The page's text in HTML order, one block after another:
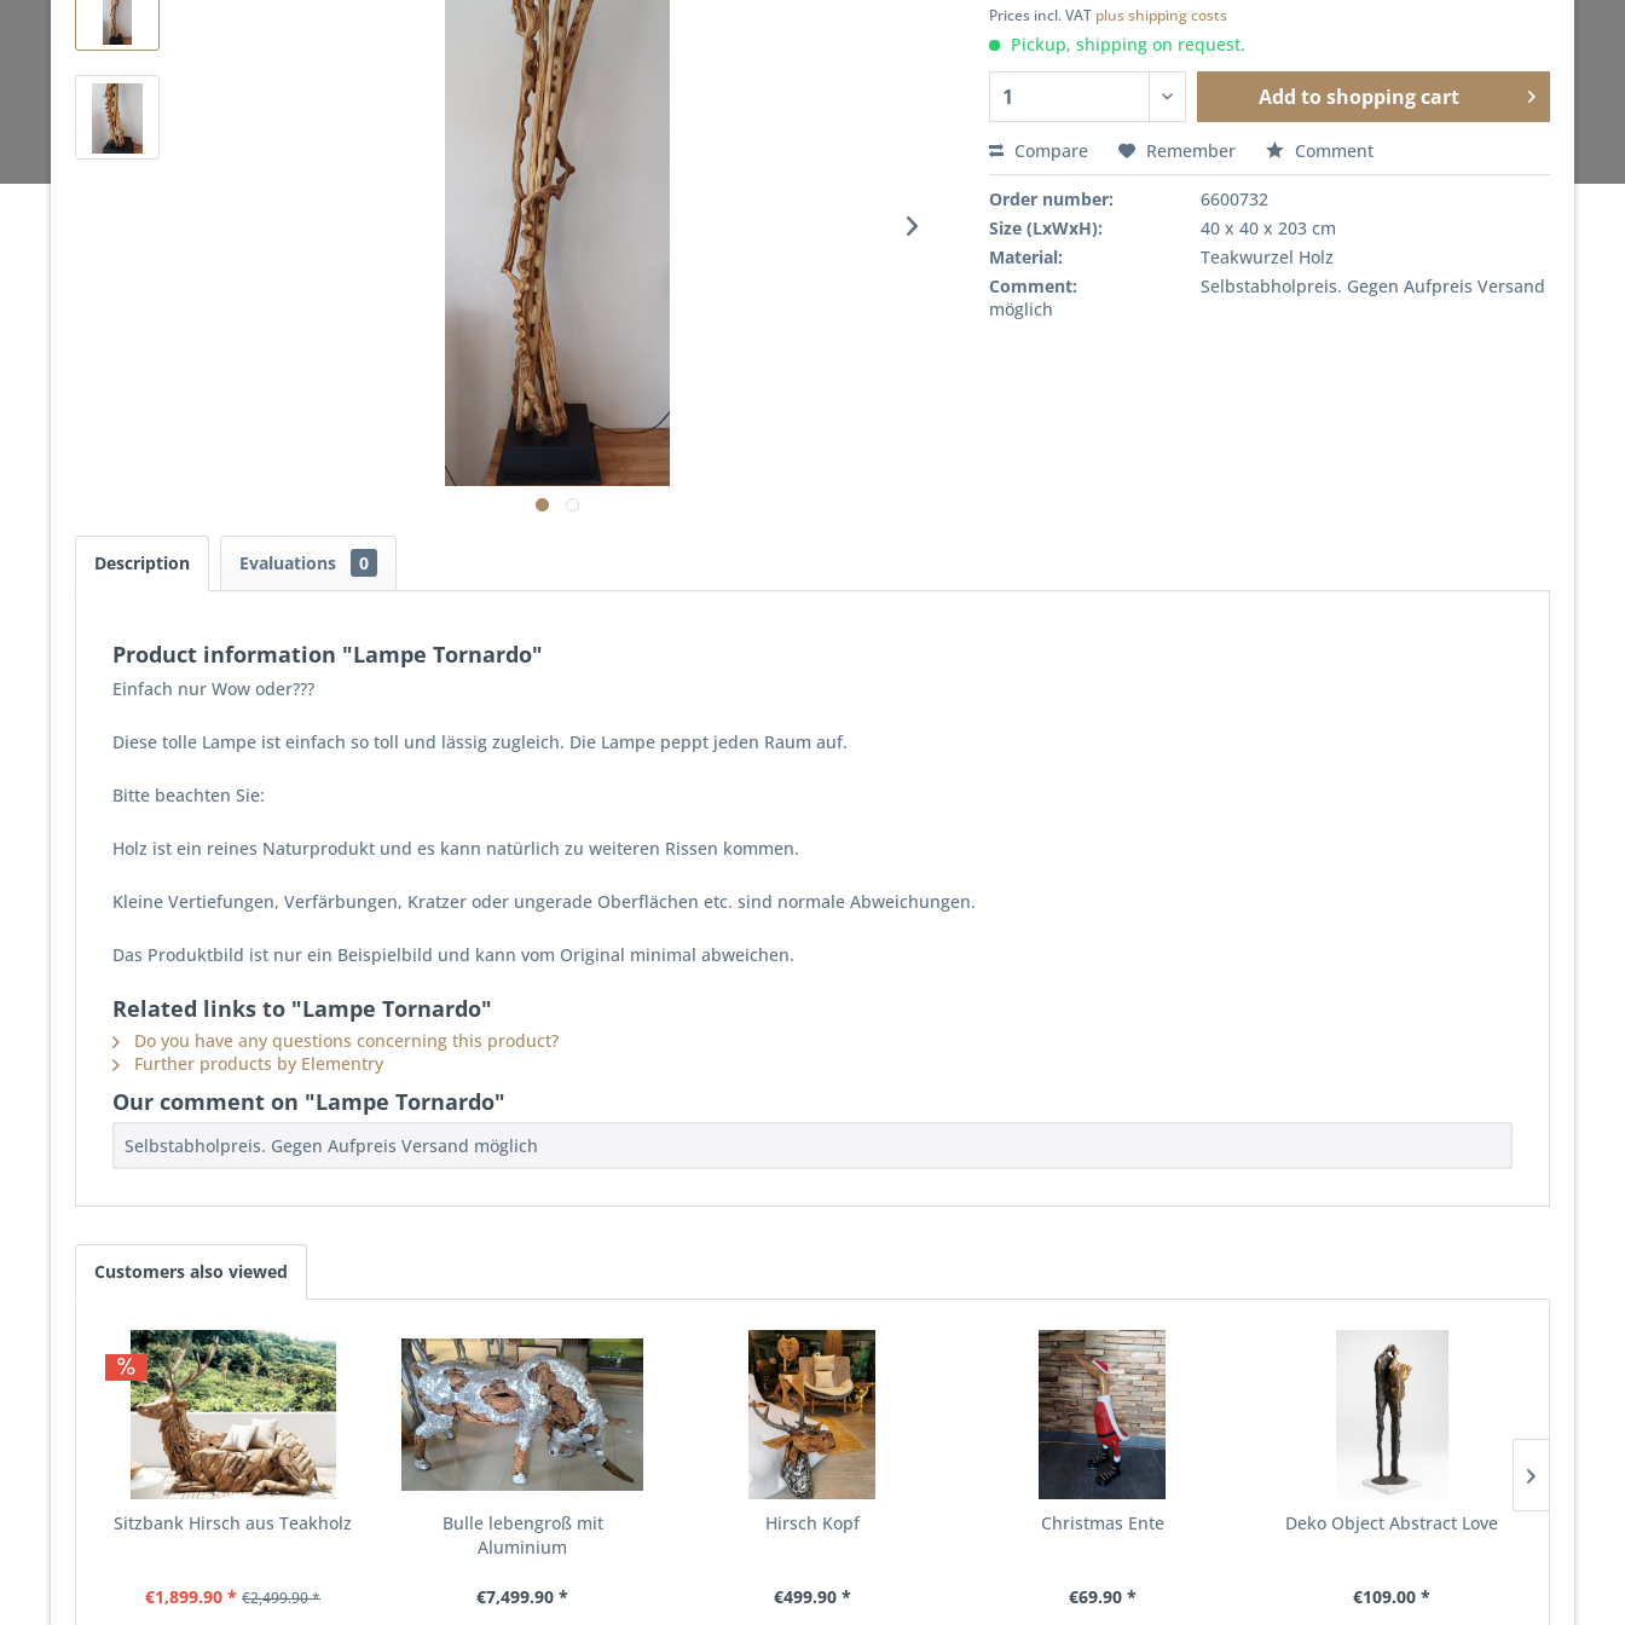
Prices incl. VAT plus shipping costs
Pickup, shipping on request.
Add toshopping cart
Compare Remember Comment
Order number:
6600732
Size (LxWxH):
40 x 40 x 203 cm
Material:
Teakwurzel Holz
Comment:
Selbstabholpreis. Gegen Aufpreis Versand
möglich
Description Evaluations 0
Product information "Lampe Tornardo"
Einfach nur Wow oder???
Diese tolle Lampe ist einfach so toll und lässig zugleich. Die Lampe peppt jeden Raum auf.
Bitte beachten Sie:
Holz ist ein reines Naturprodukt und es kann natürlich zu weiteren Rissen kommen.
Kleine Vertiefungen, Verfärbungen, Kratzer oder ungerade Oberflächen etc. sind normale Abweichungen.
Das Produktbild ist nur ein Beispielbild und kann vom Original minimal abweichen.
Related links to "Lampe Tornardo"
Do you have any questions concerning this product?
Further products by Elementry
Our comment on "Lampe Tornardo"
Selbstabholpreis. Gegen Aufpreis Versand möglich
Customers also viewed
Sitzbank Hirsch aus Teakholz
€1,899.90 * €2,499.90 *
Bulle lebengroß mit
Aluminium
€7,499.90 *
Hirsch Kopf
€499.90 *
Christmas Ente
€69.90 *
Deko Object Abstract Love
€109.00 *